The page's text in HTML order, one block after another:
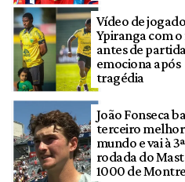
Vídeo de
Ypiranga com
antes de
emociona após
tragédia
João Fonseca
terceiro
mundo e vai à 3ª
rodada do
1000 de